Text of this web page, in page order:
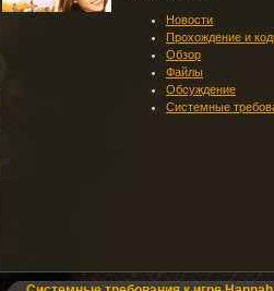
Новости
Прохождение и
Обзор
Файлы
Обсуждение
Системные